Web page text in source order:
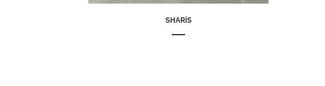
SHARIS